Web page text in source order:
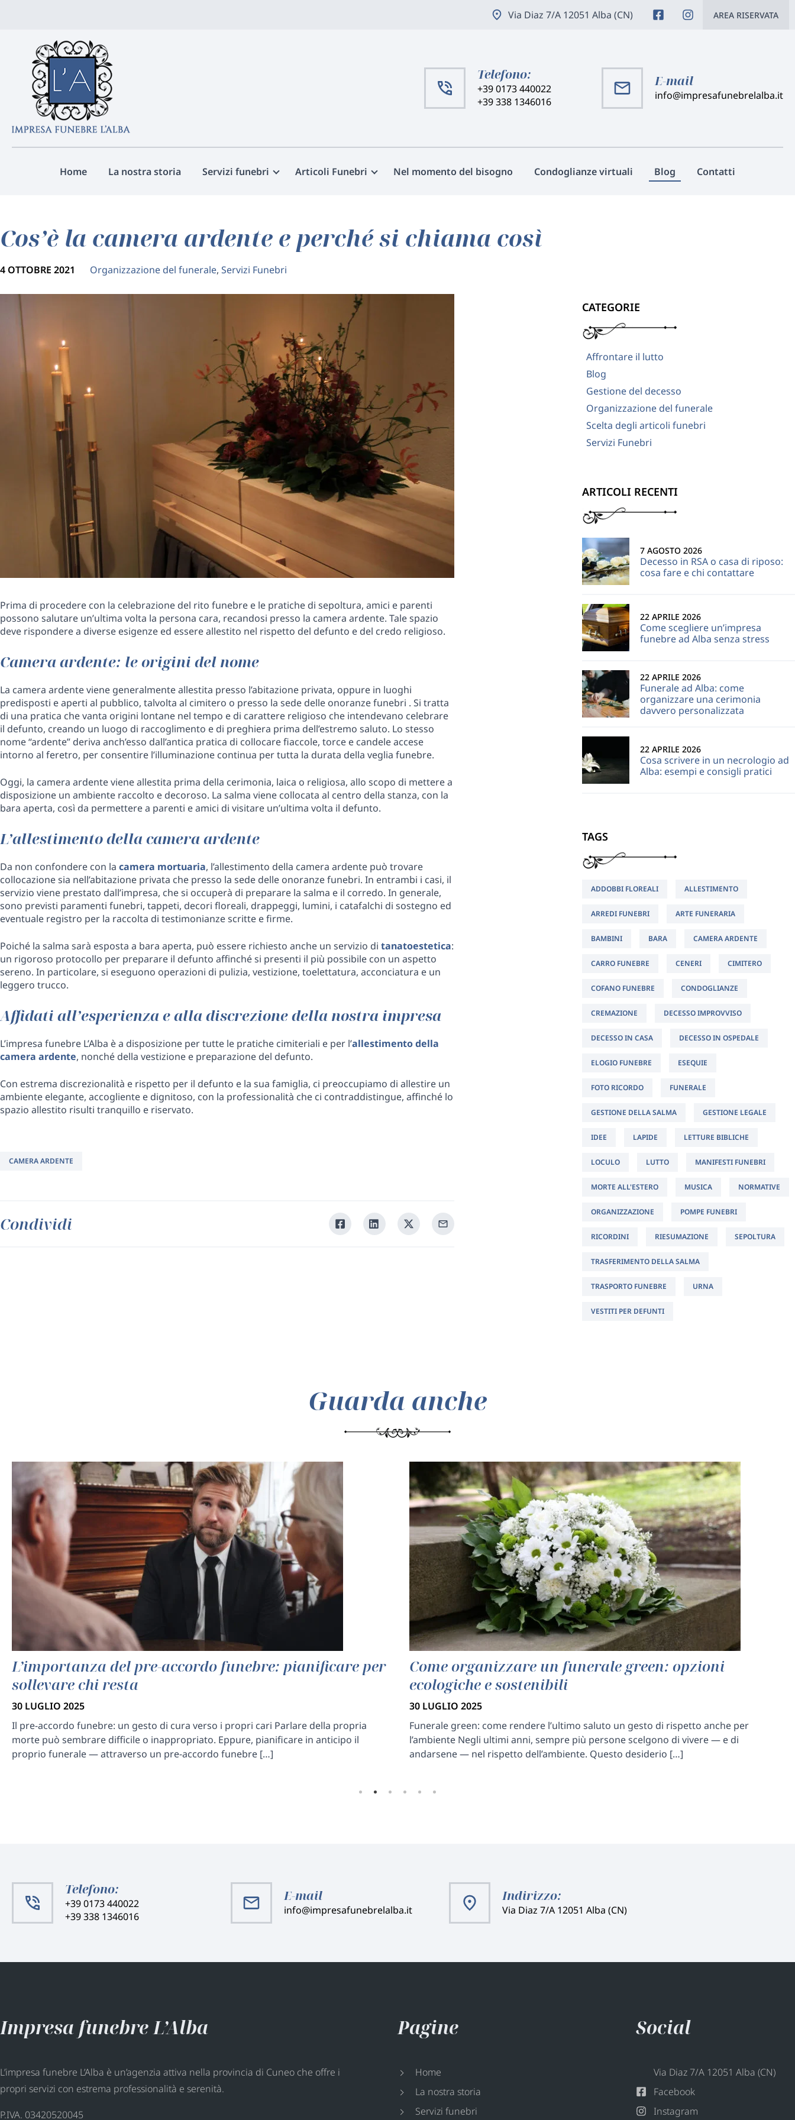
Via Diaz 7/A 12051 Alba (CN) AREA RISERVATA
Telefono:
+39 0173 440022
+39 338 1346016
E-mail
info@impresafunebrelalba.it
Home La nostra storia Servizi funebri Articoli Funebri Nel momento del bisogno Condoglianze virtuali Blog Contatti
Cos’è la camera ardente e perché si chiama così
4 OTTOBRE 2021 Organizzazione del funerale, Servizi Funebri
Prima di procedere con la celebrazione del rito funebre e le pratiche di sepoltura, amici e parenti
possono salutare un’ultima volta la persona cara, recandosi presso la camera ardente. Tale spazio
deve rispondere a diverse esigenze ed essere allestito nel rispetto del defunto e del credo religioso.
Camera ardente: le origini del nome
La camera ardente viene generalmente allestita presso l’abitazione privata, oppure in luoghi
predisposti e aperti al pubblico, talvolta al cimitero o presso la sede delle onoranze funebri . Si tratta
di una pratica che vanta origini lontane nel tempo e di carattere religioso che intendevano celebrare
il defunto, creando un luogo di raccoglimento e di preghiera prima dell’estremo saluto. Lo stesso
nome “ardente” deriva anch’esso dall’antica pratica di collocare fiaccole, torce e candele accese
intorno al feretro, per consentire l’illuminazione continua per tutta la durata della veglia funebre.
Oggi, la camera ardente viene allestita prima della cerimonia, laica o religiosa, allo scopo di mettere a
disposizione un ambiente raccolto e decoroso. La salma viene collocata al centro della stanza, con la
bara aperta, così da permettere a parenti e amici di visitare un’ultima volta il defunto.
L’allestimento della camera ardente
Da non confondere con la camera mortuaria, l’allestimento della camera ardente può trovare
collocazione sia nell’abitazione privata che presso la sede delle onoranze funebri. In entrambi i casi, il
servizio viene prestato dall’impresa, che si occuperà di preparare la salma e il corredo. In generale,
sono previsti paramenti funebri, tappeti, decori floreali, drappeggi, lumini, i catafalchi di sostegno ed
eventuale registro per la raccolta di testimonianze scritte e firme.
Poiché la salma sarà esposta a bara aperta, può essere richiesto anche un servizio di tanatoestetica:
un rigoroso protocollo per preparare il defunto affinché si presenti il più possibile con un aspetto
sereno. In particolare, si eseguono operazioni di pulizia, vestizione, toelettatura, acconciatura e un
leggero trucco.
Affidati all’esperienza e alla discrezione della nostra impresa
L’impresa funebre L’Alba è a disposizione per tutte le pratiche cimiteriali e per l’allestimento della
camera ardente, nonché della vestizione e preparazione del defunto.
Con estrema discrezionalità e rispetto per il defunto e la sua famiglia, ci preoccupiamo di allestire un
ambiente elegante, accogliente e dignitoso, con la professionalità che ci contraddistingue, affinché lo
spazio allestito risulti tranquillo e riservato.
CAMERA ARDENTE
Condividi Condividi
su
Condividi
su
Condividi
su
Condividi
tramite
CATEGORIE
Affrontare il lutto
Blog
Gestione del decesso
Organizzazione del funerale
Scelta degli articoli funebri
Servizi Funebri
ARTICOLI RECENTI
Decesso in RSA o casa di riposo:
cosa fare e chi contattare
7 AGOSTO 2026
Come scegliere un’impresa
funebre ad Alba senza stress
22 APRILE 2026
Funerale ad Alba: come
organizzare una cerimonia
davvero personalizzata
22 APRILE 2026
Cosa scrivere in un necrologio ad
Alba: esempi e consigli pratici
22 APRILE 2026
TAGS
ADDOBBI FLOREALI ALLESTIMENTO
ARREDI FUNEBRI ARTE FUNERARIA
BAMBINI BARA CAMERA ARDENTE
CARRO FUNEBRE CENERI CIMITERO
COFANO FUNEBRE CONDOGLIANZE
CREMAZIONE DECESSO IMPROVVISO
DECESSO IN CASA DECESSO IN OSPEDALE
ELOGIO FUNEBRE ESEQUIE
FOTO RICORDO FUNERALE
GESTIONE DELLA SALMA GESTIONE LEGALE
IDEE LAPIDE LETTURE BIBLICHE
LOCULO LUTTO MANIFESTI FUNEBRI
MORTE ALL'ESTERO MUSICA NORMATIVE
ORGANIZZAZIONE POMPE FUNEBRI
RICORDINI RIESUMAZIONE SEPOLTURA
TRASFERIMENTO DELLA SALMA
TRASPORTO FUNEBRE URNA
VESTITI PER DEFUNTI
Guarda anche
L’importanza del pre-accordo funebre: pianificare per
sollevare chi resta
30 LUGLIO 2025
Il pre-accordo funebre: un gesto di cura verso i propri cari Parlare della propria
morte può sembrare difficile o inappropriato. Eppure, pianificare in anticipo il
proprio funerale — attraverso un pre-accordo funebre […]
Come organizzare un funerale green: opzioni
ecologiche e sostenibili
30 LUGLIO 2025
Funerale green: come rendere l’ultimo saluto un gesto di rispetto anche per
l’ambiente Negli ultimi anni, sempre più persone scelgono di vivere — e di
andarsene — nel rispetto dell’ambiente. Questo desiderio […]
Telefono:
+39 0173 440022
+39 338 1346016
E-mail
info@impresafunebrelalba.it
Indirizzo:
Via Diaz 7/A 12051 Alba (CN)
Impresa funebre L’Alba
L’impresa funebre L’Alba è un’agenzia attiva nella provincia di Cuneo che offre i
propri servizi con estrema professionalità e serenità.
P.IVA. 03420520045
Pagine
Home
La nostra storia
Servizi funebri
Social
Via Diaz 7/A 12051 Alba (CN)
Facebook
Instagram